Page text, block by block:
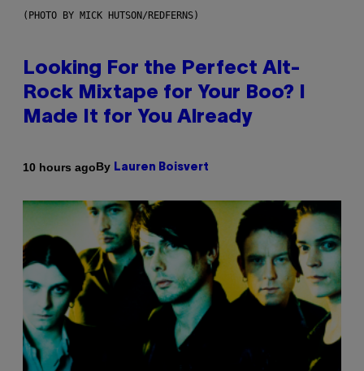
(PHOTO BY MICK HUTSON/REDFERNS)
Looking For the Perfect Alt-
Rock Mixtape for Your Boo? I
Made It for You Already
10 hours agoBy Lauren Boisvert